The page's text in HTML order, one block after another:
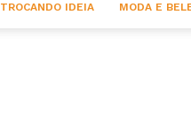
TROCANDO IDEIA MODA E